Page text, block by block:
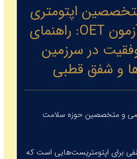
اپتومتری
به نروژ با آزمون OET: راهنمای
در سرزمین
و شفق قطبی
و متخصصین حوزه سلامت
عطفی برای اپتومتریست‌هایی است که